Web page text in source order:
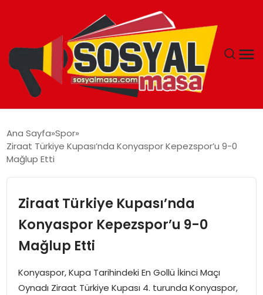
EKONOMI
EĞITIM
SPOR
Ana Sayfa Spor
Ziraat Türkiye Kupası’nda Konyaspor Kepezspor’u 9-0
Mağlup Etti
Ziraat Türkiye Kupası’nda
Konyaspor Kepezspor’u 9-0
Mağlup Etti
Konyaspor, Kupa Tarihindeki En Gollü İkinci Maçı
Oynadı Ziraat Türkiye Kupası 4. turunda Konyaspor,